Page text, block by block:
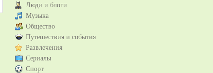
Люди и блоги
Музыка
Общество
Путешествия и события
Развлечения
Сериалы
Спорт